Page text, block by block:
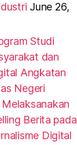
June 26,
Studi
dan
Angkatan
Negeri
Berita pada
Digital